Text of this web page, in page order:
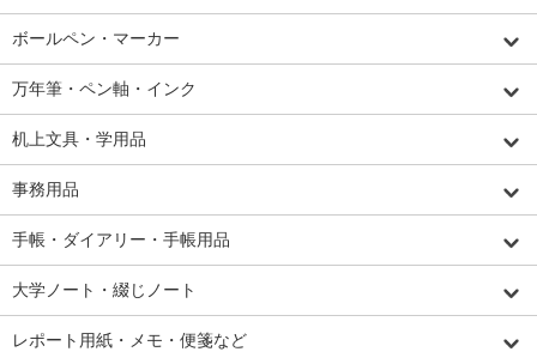
ボールペン・マーカー
万年筆・ペン軸・インク
机上文具・学用品
事務用品
手帳・ダイアリー・手帳用品
大学ノート・綴じノート
レポート用紙・メモ・便箋など